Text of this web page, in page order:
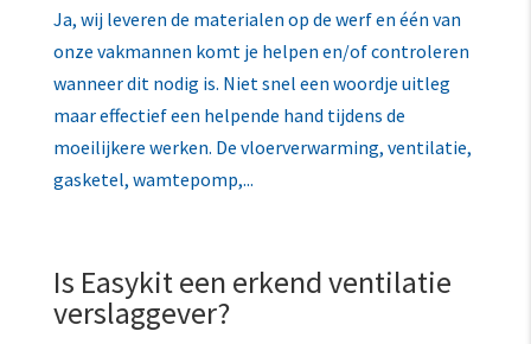
Ja, wij leveren de materialen op de werf en één van
onze vakmannen komt je helpen en/of controleren
wanneer dit nodig is. Niet snel een woordje uitleg
maar effectief een helpende hand tijdens de
moeilijkere werken. De vloerverwarming, ventilatie,
gasketel, wamtepomp,...
Is Easykit een erkend ventilatie
verslaggever?